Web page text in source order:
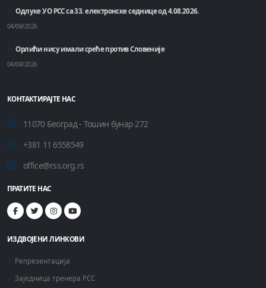
Одлуке УО РСС са 33. електронске седнице од 4.08.2026.
04/08/2026
Орлићи нису имали среће против Словеније
04/08/2026
КОНТАКТИРАЈТЕ НАС
11070 Београд - Тошин бунар 272
+381 11 6558549
office@rss.org.rs
ПРАТИТЕ НАС
ИЗДВОЈЕНИ ЛИНКОВИ
Репрезентација
Заједница тренера РСС